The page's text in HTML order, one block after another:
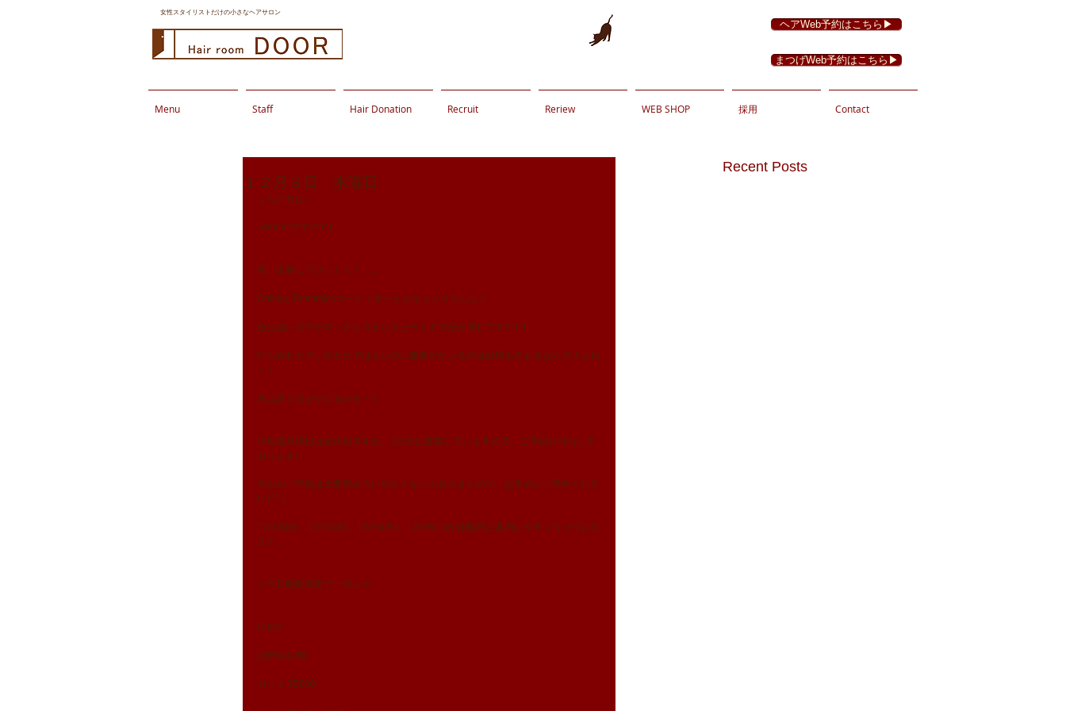
女性スタイリストだけの小さなヘアサロン
ヘアWeb予約はこちら▶︎
まつげWeb予約はこちら▶︎
Menu Staff Hair Donation Recruit Reriew WEB SHOP 採用 Contact
１２月３日 水曜日
こんにちは♩
Tomomiです(^o^)
朝、出勤してびっくり！　...
ChikaとTomomiのコーディネートがそっくりでした！
色は違いますがネックレスからスカートまで形が同じです(^o^)
打ち合わせているわけではないのに服装がかぶるのは結構あるあるなんですよね
～！
次は誰と誰がかぶるかな～☆
※毎週月曜日は定休日ですが、12/29は営業していますので、ご予約お待ちして
おります♪
年末のご予約は大変混み合いやすくなっておりますので、お早めにご予約くださ
い(^^ )
12/23(祝)、12/24(水)、12/25(木)、12/29(月)が比較的ご案内しやすくなっており
ます。
☆当日時間限定クーポン☆
Chika
15時or17時
カット ¥5000
Recent Posts